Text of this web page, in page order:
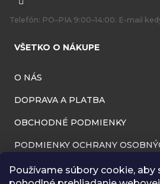
Používame súbory cookie, aby
Telefón: PO–PIA 9:00–14:00. E-mail
VŠETKO O NÁKUPE
O NÁS
DOPRAVA A PLATBA
OBCHODNÉ PODMIENKY
PODMIENKY OCHRANY
INFORMÁCIE O